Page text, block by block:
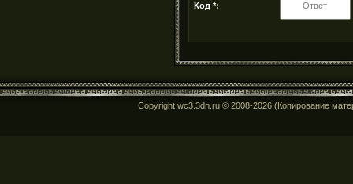
Код *:
Copyright wc3.3dn.ru © 2008-2026 (Копирование